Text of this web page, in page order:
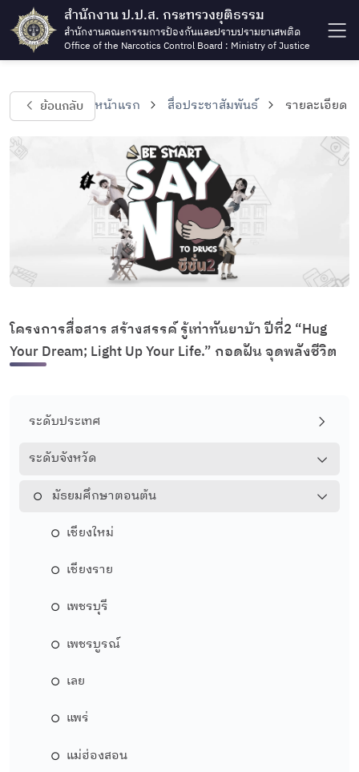
สำนักงาน ป.ป.ส. กระทรวงยุติธรรม
สำนักงานคณะกรรมการป้องกันและปราบปรามยาเสพติด
Office of the Narcotics Control Board : Ministry of Justice
ย้อนกลับ หน้าแรก สื่อประชาสัมพันธ์ รายละเอียด
โครงการสื่อสาร สร้างสรรค์ รู้เท่าทันยาบ้า ปีที่2 “Hug
Your Dream; Light Up Your Life.” กอดฝัน จุดพลังชีวิต
ระดับประเทศ
ระดับจังหวัด
มัธยมศึกษาตอนต้น
เชียงใหม่
เชียงราย
เพชรบุรี
เพชรบูรณ์
เลย
แพร่
แม่ฮ่องสอน